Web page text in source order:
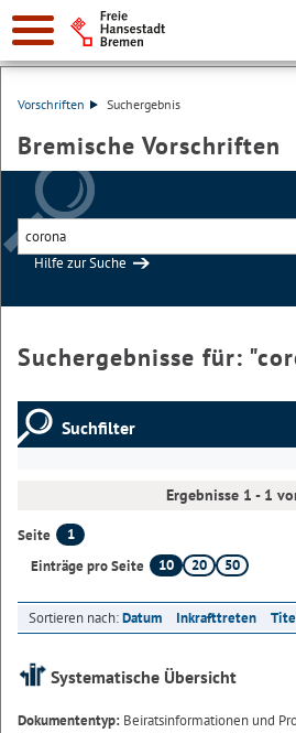
Vorschriften Suchergebnis
Bremische Vorschriften
Hilfe zur Suche
Suchergebnisse für: "
Suchfilter
Ergebnisse 1 - 1
Seite
1
Einträge pro Seite
10 20 50
Sortieren nach:Datum Inkrafttreten
Systematische Übersicht
Dokumententyp: Beiratsinformationen und